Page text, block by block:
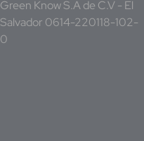
Green Know S.A de C.V - El
Salvador 0614-220118-102-
0